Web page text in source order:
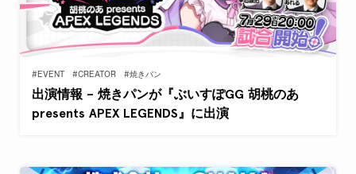
#EVENT #CREATOR #焼きパン
出演情報 – 焼きパンが『ぶいすぽGG 胡桃のあ
presents APEX LEGENDS』に出演